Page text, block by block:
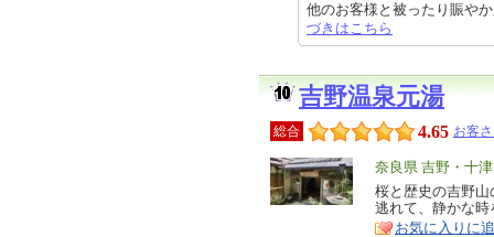
他のお客様と被ったり賑や
づきはこちら
吉野温泉元湯
総合 4.65 お客
エ
リ
ア
奈良県 吉野・十
特
徴
桜と歴史の吉野
逃れて、静かな
お気に入りに